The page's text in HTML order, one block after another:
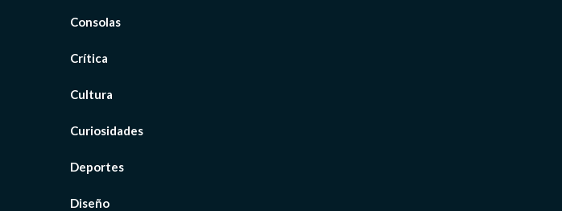
Consolas
Crítica
Cultura
Curiosidades
Deportes
Diseño